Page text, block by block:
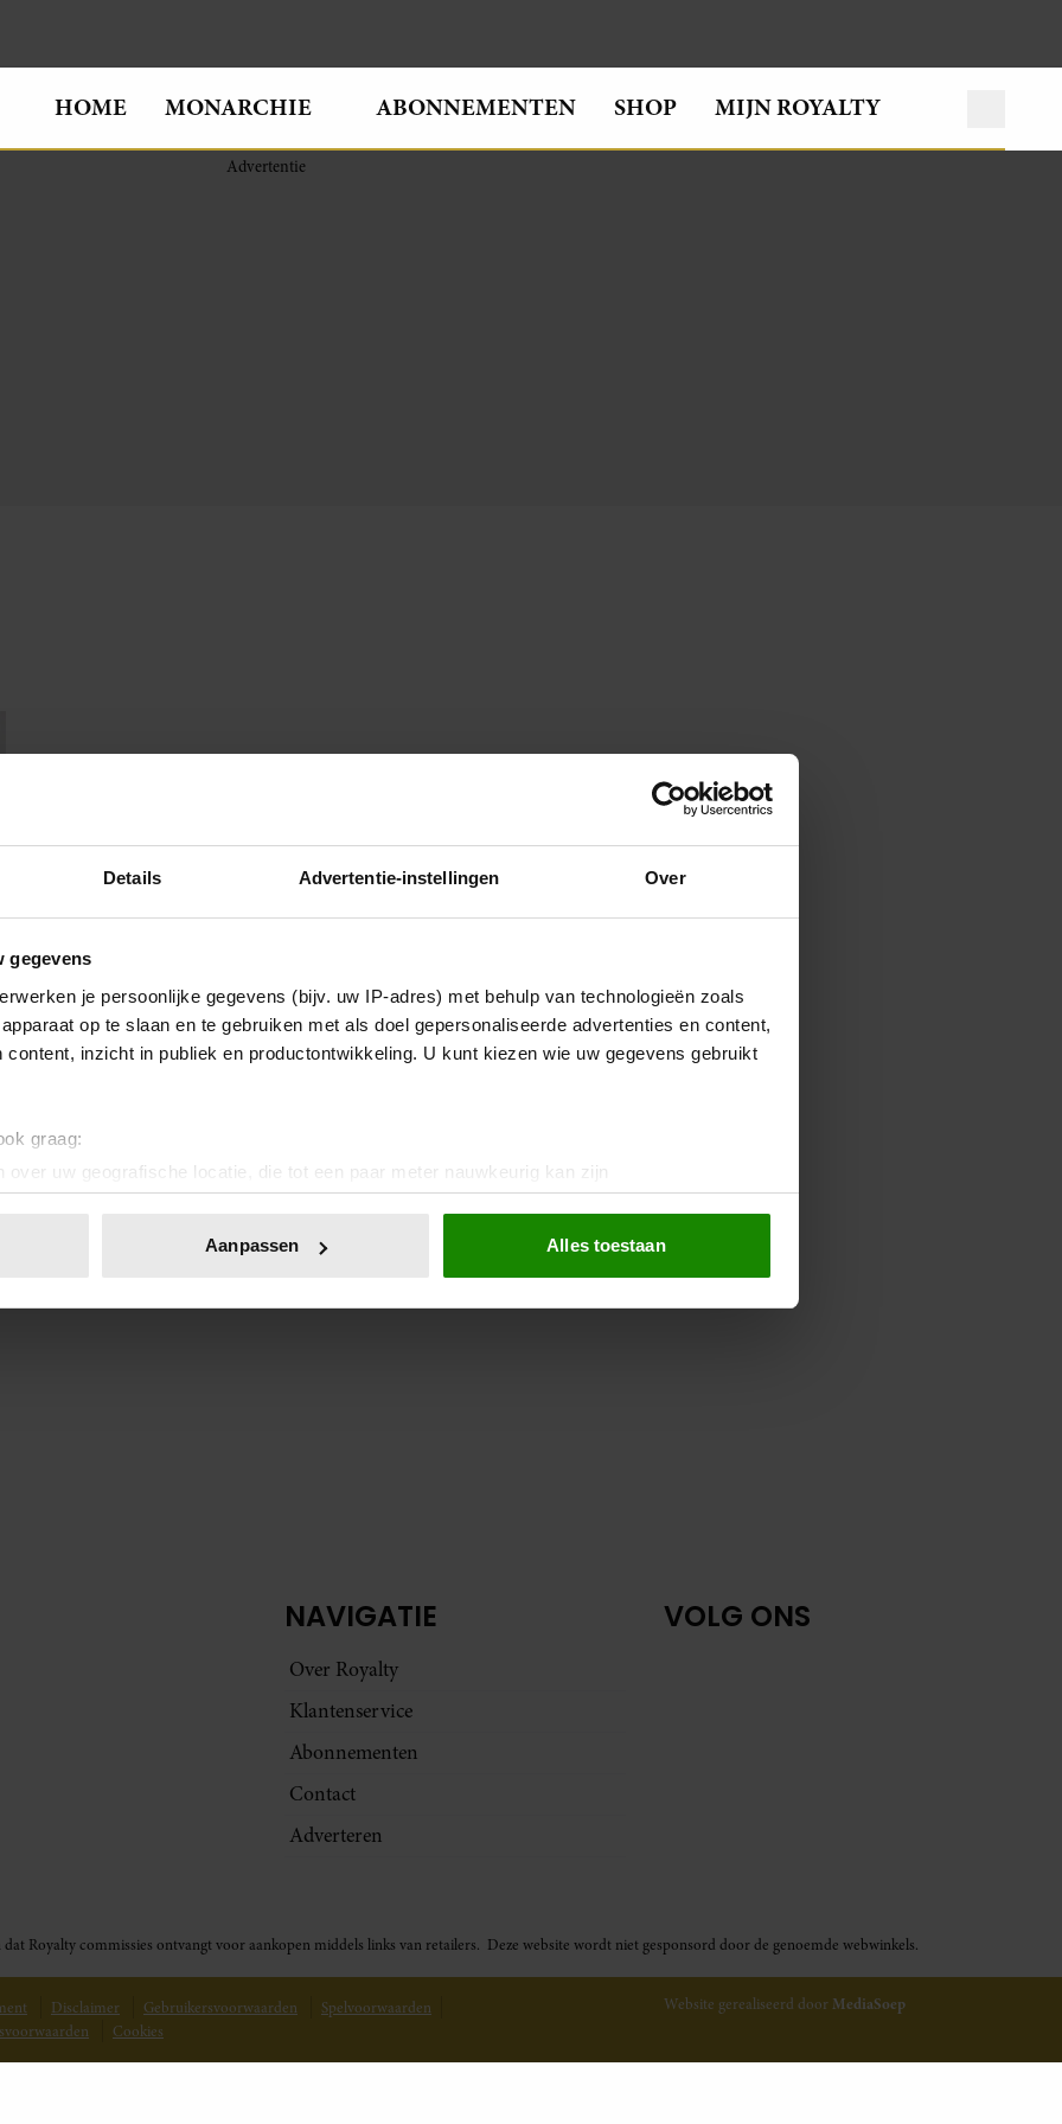
Details Advertentie-instellingen Over
gegevens
je persoonlijke gegevens (bijv. uw IP-adres) met behulp van technologieën zoals
op te slaan en te gebruiken met als doel gepersonaliseerde advertenties en content,
content, inzicht in publiek en productontwikkeling. U kunt kiezen wie uw gegevens gebruikt
graag:
over uw geografische locatie, die tot een paar meter nauwkeurig kan zijn
door het actief te scannen op specifieke eigenschappen (fingerprinting)
of intrekken in de Cookieverklaring.
en advertenties te personaliseren, om functies voor social media te bieden en om ons
Aanpassen Alles toestaan
HOME MONARCHIE ABONNEMENTEN SHOP MIJN ROYALTY
NAVIGATIE
Over Royalty
Klantenservice
Abonnementen
Contact
Adverteren
VOLG ONS
Royalty commissies ontvangt voor aankopen middels links van retailers. Deze website wordt niet gesponsord door de genoemde webwinkels.
Disclaimer Gebruikersvoorwaarden
Spelvoorwaarden
Cookies
Website gerealiseerd door MediaSoep